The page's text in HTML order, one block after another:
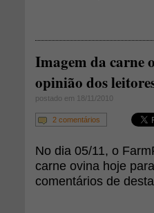
Imagem da carne
opinião dos
postado em 18/11/2010
2 comentários
No dia 05/11, o
carne ovina hoje
comentários de